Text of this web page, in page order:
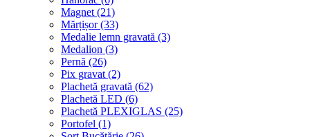
Magnet (21)
Mărțișor (33)
Medalie lemn gravată (3)
Medalion (3)
Pernă (26)
Pix gravat (2)
Plachetă gravată (62)
Plachetă LED (6)
Plachetă PLEXIGLAS (25)
Portofel (1)